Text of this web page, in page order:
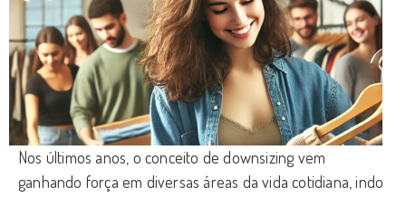
Nos últimos anos, o conceito de downsizing vem
ganhando força em diversas áreas da vida cotidiana, indo